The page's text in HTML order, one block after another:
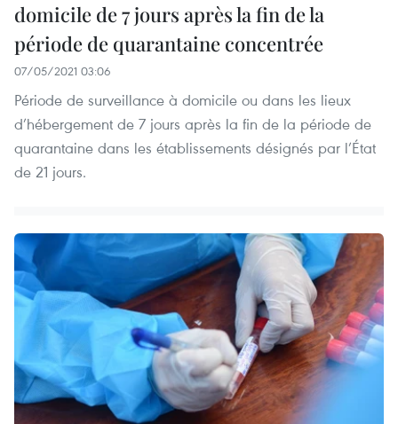
domicile de 7 jours après la fin de la
période de quarantaine concentrée
07/05/2021 03:06
Période de surveillance à domicile ou dans les lieux
d’hébergement de 7 jours après la fin de la période de
quarantaine dans les établissements désignés par l’État
de 21 jours.